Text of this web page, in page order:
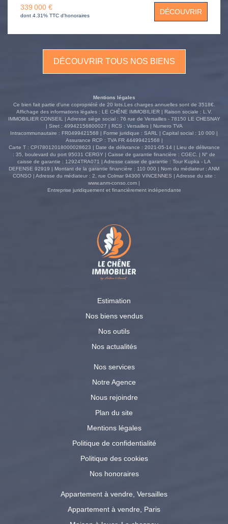
placards, une salle de douche. Une cave et un parking
extérieur complètent ce bien.
339 000 €
dont 4.31% TTC d'honoraires DÉCOUVRIR
DÉCOUVRIR TOUS NOS BIENS
Mentions légales
Ce bien fait partie d'une copropriété de 20 lots.Les charges annuelles sont de 3518€.
Affichage des informations légales : LE CHÊNE IMMOBILIER | Raison sociale : L.V.
IMMOBILIER CONSEIL | Adresse siège social : 76 rue de Versailles - 78150 LE CHESNAY
| Siret : 49942156800027 | RCS : Versailles | Numero TVA
Intracommunautaire : FR0499421568 | Forme juridique : SARL | Capital social : 10 000 |
Assurance RCP : TVA FR 44499421568 |
Carte T : CPI78012018000028623 | Date de délivrance : 2021-05-14 | Lieu de délivrance
: 35, boulevard du port 95031 CERGY | Caisse de garantie financière : CGEC. | N° de
caisse de garantie : 12924TRA071 | Adresse caisse de garantie : Tour Kupka - LA
DEFENSE 92919 | Montant de la garantie financière : 110 000 | Nom du médiateur : ANM
CONSO | Adresse du médiateur : 2, rue Colmar 94300 VINCENNES | Adresse du site :
www.anm-conso.com |
Entreprise juridiquement et financièrement indépendante
Estimation
Nos biens vendus
Nos outils
Nos actualités
Nos services
Notre Agence
Nous rejoindre
Plan du site
Mentions légales
Politique de confidentialité
Politique des cookies
Nos honoraires
Appartement à vendre, Versailles
Appartement à vendre, Paris